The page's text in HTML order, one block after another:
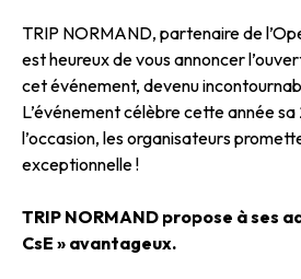
TRIP NORMAND, partenaire de
est heureux de vous annoncer
cet événement, devenu
L’événement célèbre cette année
l’occasion, les organisateurs
exceptionnelle !
TRIP NORMAND propose à ses
CsE » avantageux.